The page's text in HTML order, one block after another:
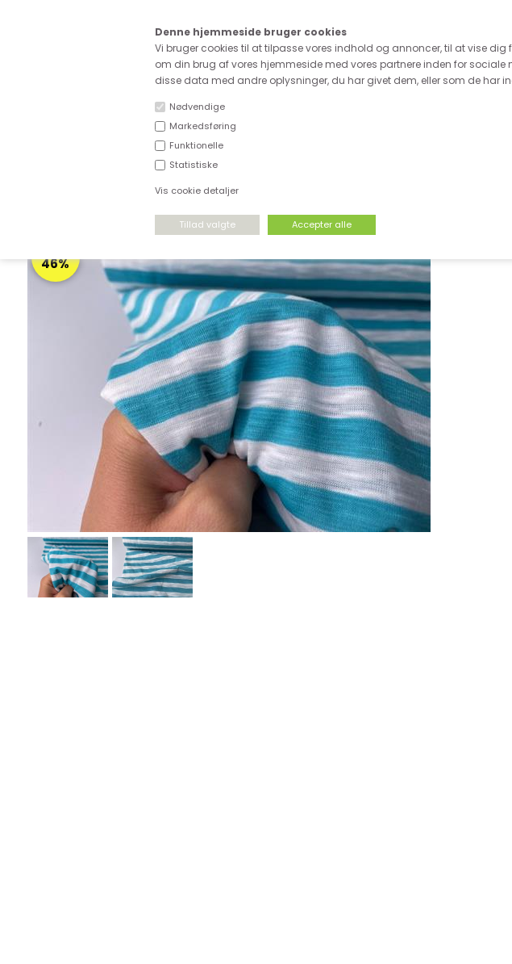
Denne hjemmeside bruger cookies
Vi bruger cookies til at tilpasse vores indhold og annoncer, til at vise
om din brug af vores hjemmeside med vores partnere inden for
disse data med andre oplysninger, du har givet dem, eller som de har
Nødvendige
Markedsføring
Funktionelle
Statistiske
Vis cookie detaljer
Fri fragt ved køb for over 600.-
DEADSTOCK
46%